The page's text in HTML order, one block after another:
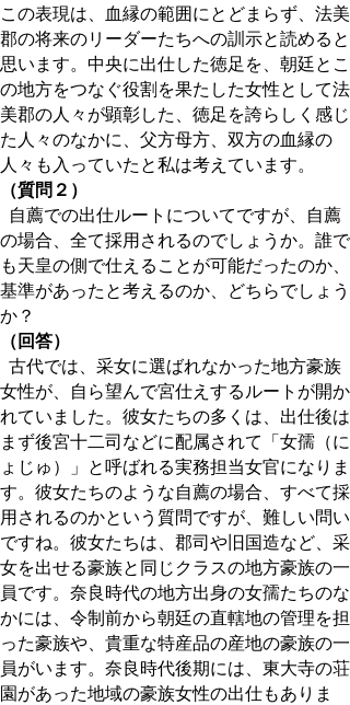
この表現は、血縁の範囲にとどまらず、法美
郡の将来のリーダーたちへの訓示と読めると
思います。中央に出仕した徳足を、朝廷とこ
の地方をつなぐ役割を果たした女性として法
美郡の人々が顕彰した、徳足を誇らしく感じ
た人々のなかに、父方母方、双方の血縁の
人々も入っていたと私は考えています。
（質問２）
自薦での出仕ルートについてですが、自薦
の場合、全て採用されるのでしょうか。誰で
も天皇の側で仕えることが可能だったのか、
基準があったと考えるのか、どちらでしょう
か？
（回答）
古代では、采女に選ばれなかった地方豪族
女性が、自ら望んで宮仕えするルートが開か
れていました。彼女たちの多くは、出仕後は
まず後宮十二司などに配属されて「女孺（に
ょじゅ）」と呼ばれる実務担当女官になりま
す。彼女たちのような自薦の場合、すべて採
用されるのかという質問ですが、難しい問い
ですね。彼女たちは、郡司や旧国造など、采
女を出せる豪族と同じクラスの地方豪族の一
員です。奈良時代の地方出身の女孺たちのな
かには、令制前から朝廷の直轄地の管理を担
った豪族や、貴重な特産品の産地の豪族の一
員がいます。奈良時代後期には、東大寺の荘
園があった地域の豪族女性の出仕もありま